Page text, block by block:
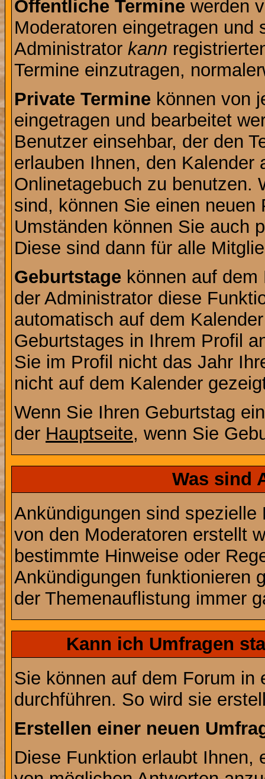
Öffentliche Termine werden
Moderatoren eingetragen und
Administrator kann
Termine einzutragen,
Private Termine können von
eingetragen und bearbeitet
Benutzer einsehbar, der den
erlauben Ihnen, den
Onlinetagebuch zu benutzen.
sind, können Sie einen neuen
Umständen können Sie auch
Diese sind dann für alle
Geburtstage können auf
der Administrator diese
automatisch auf dem
Geburtstages in Ihrem Profil
Sie im Profil nicht das Jahr
nicht auf dem Kalender
Wenn Sie Ihren Geburtstag
der Hauptseite, wenn Sie
Was sind
Ankündigungen sind
von den Moderatoren erstellt
bestimmte Hinweise oder
Ankündigungen funktionieren
der Themenauflistung immer
Kann ich Umfragen
Sie können auf dem Forum in
durchführen. So wird sie
Erstellen einer neuen
Diese Funktion erlaubt Ihnen,